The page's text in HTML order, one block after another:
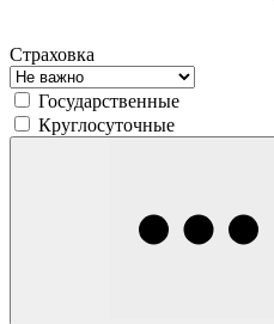
Страховка
Государственные
Круглосуточные